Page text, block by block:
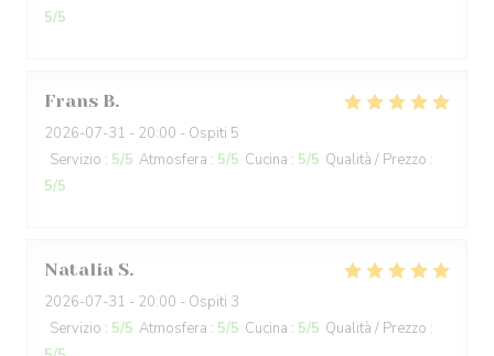
5/5
Frans B
2026-07-31 - 20:00 - Ospiti 5
Servizio : 5/5 Atmosfera : 5/5 Cucina : 5/5 Qualità / Prezzo :
5/5
Natalia S
2026-07-31 - 20:00 - Ospiti 3
Servizio : 5/5 Atmosfera : 5/5 Cucina : 5/5 Qualità / Prezzo :